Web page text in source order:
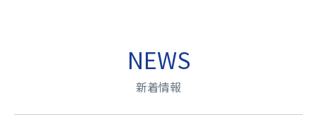
NEWS
新着情報